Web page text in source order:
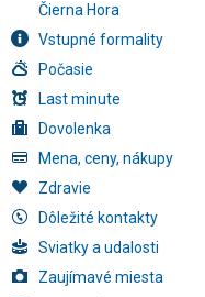
Čierna Hora
Vstupné formality
Počasie
Last minute
Dovolenka
Mena, ceny, nákupy
Zdravie
Dôležité kontakty
Sviatky a udalosti
Zaujímavé miesta